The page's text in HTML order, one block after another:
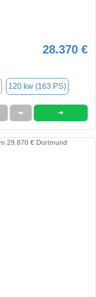
28.370 €
120 kw (163 PS)
➦ ➜